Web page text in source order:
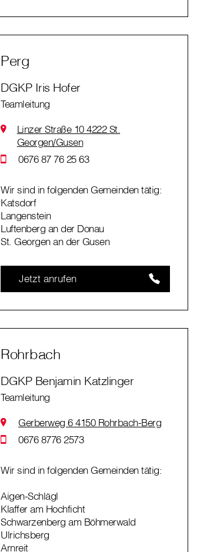
Perg
DGKP Iris Hofer
Teamleitung
Linzer Straße 10 4222 St.
Georgen/Gusen
0676 87 76 25 63
Wir sind in folgenden Gemeinden tätig:
Katsdorf
Langenstein
Luftenberg an der Donau
St. Georgen an der Gusen
Jetzt anrufen
Rohrbach
DGKP Benjamin Katzlinger
Teamleitung
Gerberweg 6 4150 Rohrbach-Berg
0676 8776 2573
Wir sind in folgenden Gemeinden tätig:
Aigen-Schlägl
Klaffer am Hochficht
Schwarzenberg am Böhmerwald
Ulrichsberg
Arnreit